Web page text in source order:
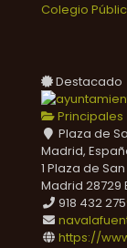
Colegio
Destacado
Principales
Plaza de
Madrid,
1 Plaza de
Madrid 28729
918 432 275
https://